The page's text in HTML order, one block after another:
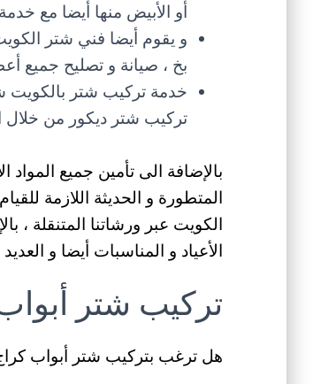
أو الأبيض منها أيضا مع
و يقوم أيضا فني شتر
بخ ، صيانة و تصليح جميع
خدمة تركيب شتر بالكويت
تركيب شتر ديكور من
بالإضافة الى تأمين جميع المواد
المتطورة و الحديثة اللازمة
الأعياد و المناسبات أيضا و
تركيب شتر
هل ترغب بتركيب شتر أبواب